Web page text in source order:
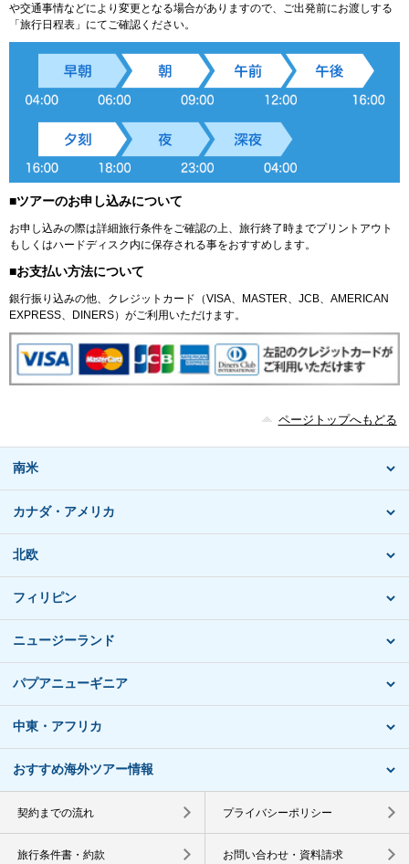
や交通事情などにより変更となる場合がありますので、ご出発前にお渡しする
「旅行日程表」にてご確認ください。
■ツアーのお申し込みについて
お申し込みの際は詳細旅行条件をご確認の上、旅行終了時までプリントアウト
もしくはハードディスク内に保存される事をおすすめします。
■お支払い方法について
銀行振り込みの他、クレジットカード（VISA、MASTER、JCB、AMERICAN
EXPRESS、DINERS）がご利用いただけます。
ページトップへもどる
南米
カナダ・アメリカ
北欧
フィリピン
ニュージーランド
パプアニューギニア
中東・アフリカ
おすすめ海外ツアー情報
契約までの流れ プライバシーポリシー
旅行条件書・約款 お問い合わせ・資料請求